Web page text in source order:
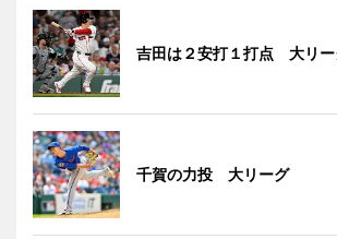
吉田は２安打１打点 大リ
千賀の力投 大リーグ